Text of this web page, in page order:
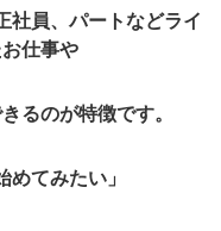
社員、パートなどライ
仕事や
るのが特徴です。
めてみたい」